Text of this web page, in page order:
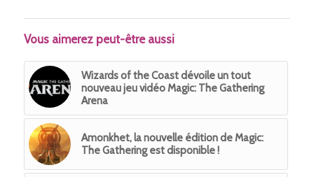
Vous aimerez peut-être aussi
Wizards of the Coast dévoile un tout
nouveau jeu vidéo Magic: The Gathering
Arena
Amonkhet, la nouvelle édition de Magic:
The Gathering est disponible !